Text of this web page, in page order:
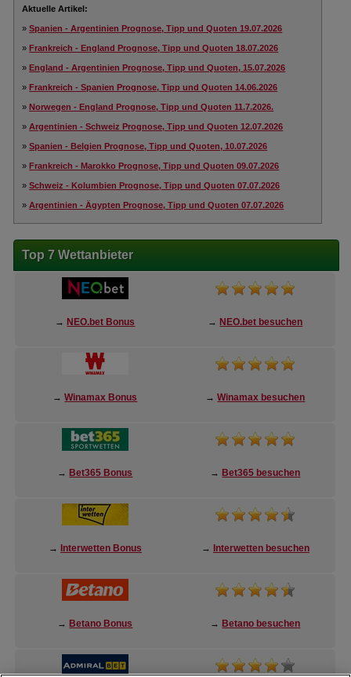
Aktuelle Artikel:
»Spanien - Argentinien Prognose, Tipp und Quoten 19.07.2026
»Frankreich - England Prognose, Tipp und Quoten 18.07.2026
»England - Argentinien Prognose, Tipp und Quoten, 15.07.2026
»Frankreich - Spanien Prognose, Tipp und Quoten 14.06.2026
»Norwegen - England Prognose, Tipp und Quoten 11.7.2026.
»Argentinien - Schweiz Prognose, Tipp und Quoten 12.07.2026
»Spanien - Belgien Prognose, Tipp und Quoten, 10.07.2026
»Frankreich - Marokko Prognose, Tipp und Quoten 09.07.2026
»Schweiz - Kolumbien Prognose, Tipp und Quoten 07.07.2026
»Argentinien - Ägypten Prognose, Tipp und Quoten 07.07.2026
Top 7 Wettanbieter
→ NEO.bet Bonus → NEO.bet besuchen
→Winamax Bonus →Winamax besuchen
→ Bet365 Bonus → Bet365 besuchen
→ Interwetten Bonus → Interwetten besuchen
→ Betano Bonus → Betano besuchen